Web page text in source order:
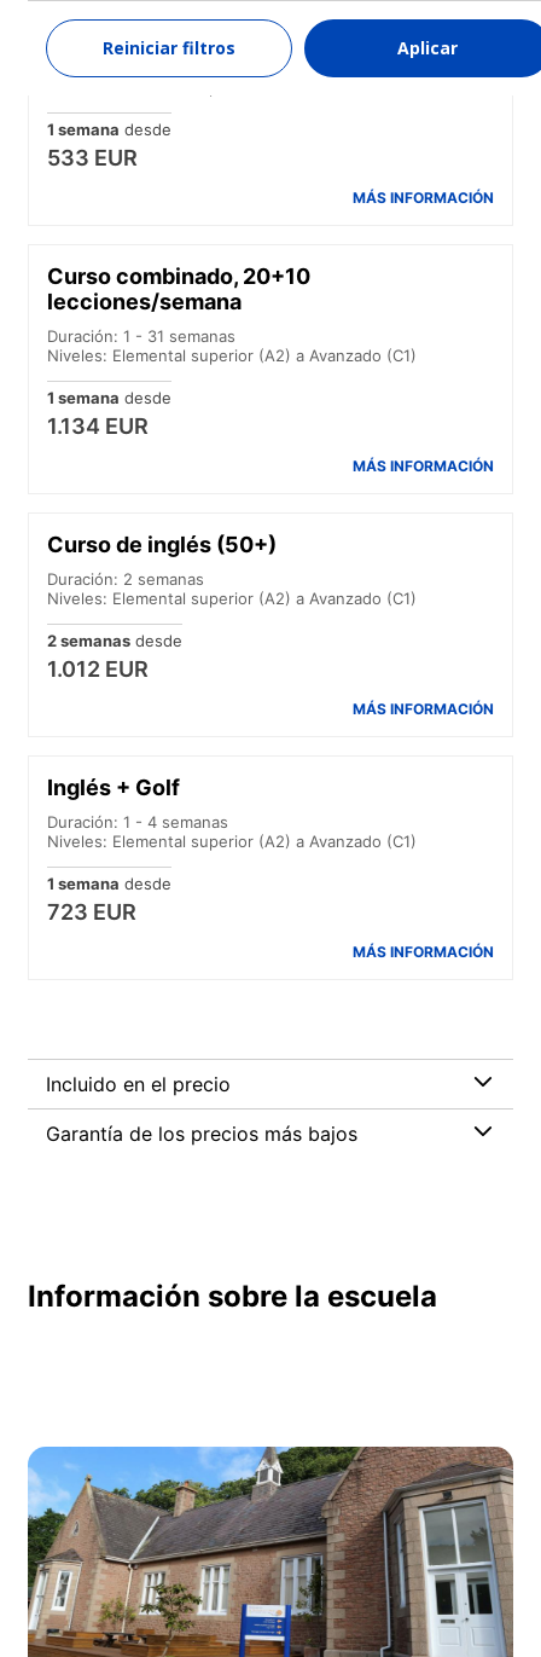
Reiniciar filtros Aplicar
Curso intensivo
Duración: 1 - 31 semanas
1 semana desde
533 EUR
MÁS INFORMACIÓN
Curso combinado, 20+10
lecciones/semana
Duración: 1 - 31 semanas
Niveles: Elemental superior (A2) a Avanzado (C1)
1 semana desde
1.134 EUR
MÁS INFORMACIÓN
Curso de inglés (50+)
Duración: 2 semanas
Niveles: Elemental superior (A2) a Avanzado (C1)
2 semanas desde
1.012 EUR
MÁS INFORMACIÓN
Inglés + Golf
Duración: 1 - 4 semanas
Niveles: Elemental superior (A2) a Avanzado (C1)
1 semana desde
723 EUR
MÁS INFORMACIÓN
Incluido en el precio
Garantía de los precios más bajos
Información sobre la escuela